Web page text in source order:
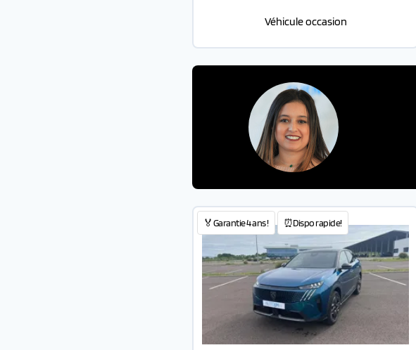
Véhicule occasion
🏅Garantie 4 ans ! ⏰Dispo rapide!